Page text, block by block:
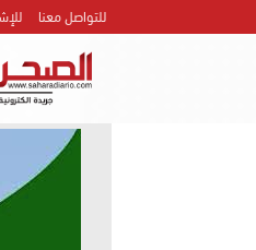
للتواصل معنا